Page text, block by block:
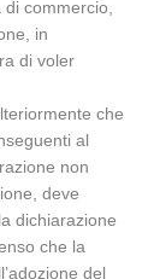
commercio,
in
di voler
che
al
non
deve
dichiarazione
che la
del